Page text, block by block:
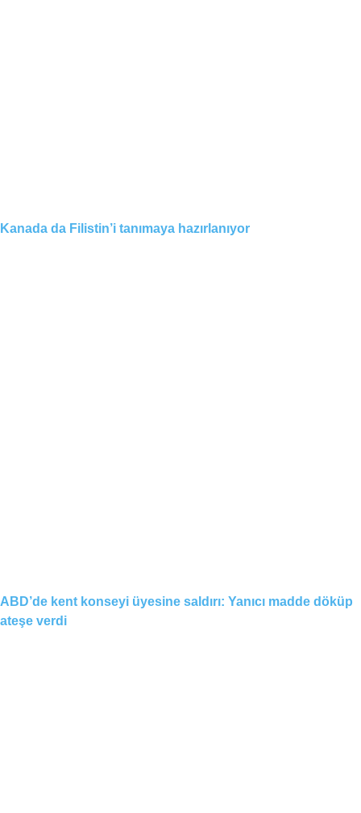
Kanada da Filistin’i tanımaya hazırlanıyor
ABD’de kent konseyi üyesine saldırı: Yanıcı madde döküp
ateşe verdi